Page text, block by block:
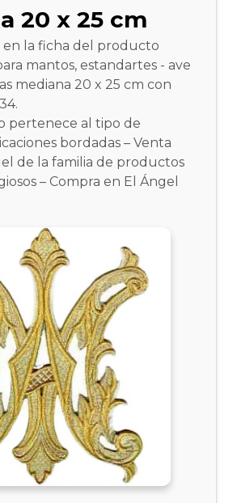
20 x 25 cm
en la ficha del producto
mantos, estandartes - ave
mediana 20 x 25 cm con
pertenece al tipo de
bordadas – Venta
de la familia de productos
– Compra en El Ángel